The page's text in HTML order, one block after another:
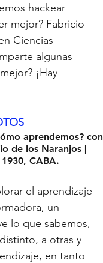
hackear
mejor? Fabricio
Ciencias
algunas
¡Hay
aprendemos? con
de los Naranjos |
CABA.
el aprendizaje
un
lo que sabemos,
a otras y
en tanto